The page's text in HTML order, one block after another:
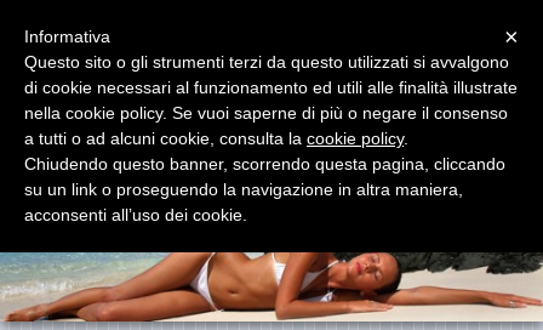
MANUTENZIONE PISCINE
MANUTENZIONE PISCINE A PESCIA E IN VALDINIEVOLE
×
Informativa
Questo sito o gli strumenti terzi da questo utilizzati si avvalgono
di cookie necessari al funzionamento ed utili alle finalità illustrate
nella cookie policy. Se vuoi saperne di più o negare il consenso
a tutti o ad alcuni cookie, consulta la cookie policy.
Chiudendo questo banner, scorrendo questa pagina, cliccando
su un link o proseguendo la navigazione in altra maniera,
acconsenti all’uso dei cookie.